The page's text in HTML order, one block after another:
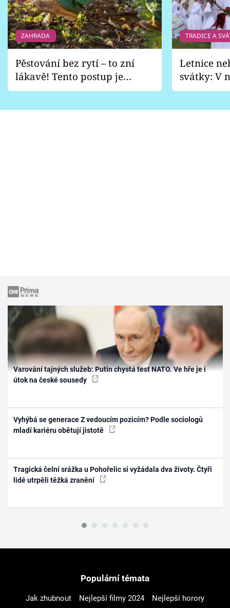
ZAHRADA
Pěstování bez rytí – to zní
lákavě! Tento postup je
vhodný jen pro některé
TRADICE A
Letnice
svátky: V
pondělí
Varování tajných služeb: Putin chystá test NATO. Ve hře je i
útok na české sousedy
Vyhýbá se generace Z vedoucím pozicím? Podle sociologů
mladí kariéru obětují jistotě
Tragická čelní srážka u Pohořelic si vyžádala dva životy. Čtyři
lidé utrpěli těžká zranění
Populární témata
Jak zhubnout Nejlepší filmy 2024
Nejlepší horory